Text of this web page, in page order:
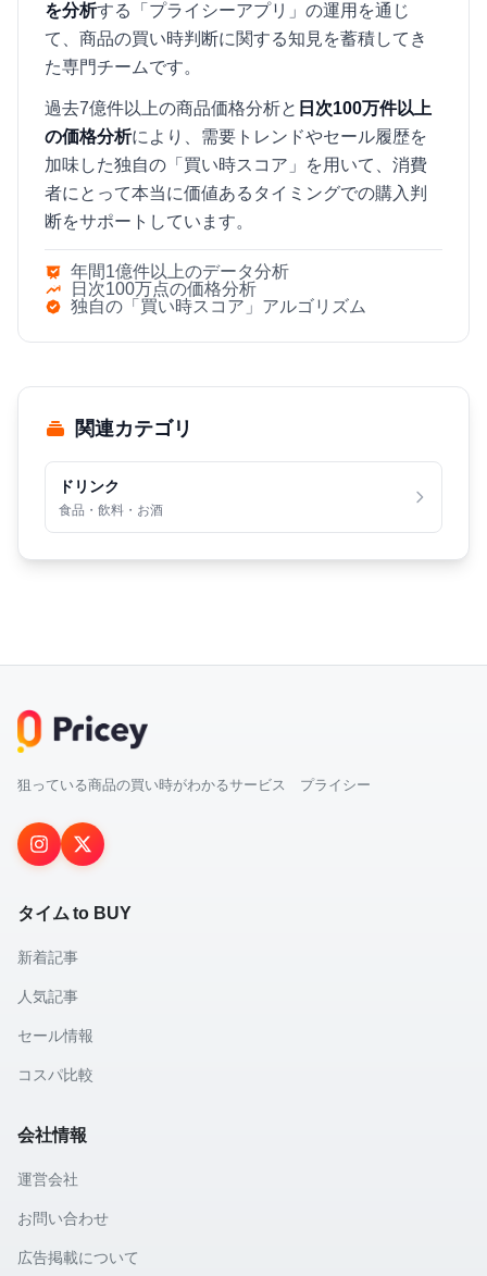
を分析する「プライシーアプリ」の運用を通じ
て、商品の買い時判断に関する知見を蓄積してき
た専門チームです。
過去7億件以上の商品価格分析と 日次100万件以上
の価格分析により、需要トレンドやセール履歴を
加味した独自の「買い時スコア」を用いて、消費
者にとって本当に価値あるタイミングでの購入判
断をサポートしています。
年間1億件以上のデータ分析
日次100万点の価格分析
独自の「買い時スコア」アルゴリズム
関連カテゴリ
ドリンク
食品・飲料・お酒
狙っている商品の買い時がわかるサービス プライシー
タイム to BUY
新着記事
人気記事
セール情報
コスパ比較
会社情報
運営会社
お問い合わせ
広告掲載について